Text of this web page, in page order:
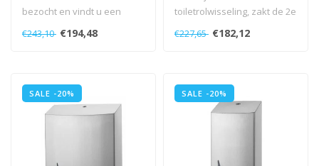
bezocht en vindt u een
2rolshouder meer dan
voldoende in de..
€243,10 €194,48
toiletrolwisseling, zakt de 2e
rol vanzelf naar beneden,..
€227,65 €182,12
SALE -20% SALE -20%